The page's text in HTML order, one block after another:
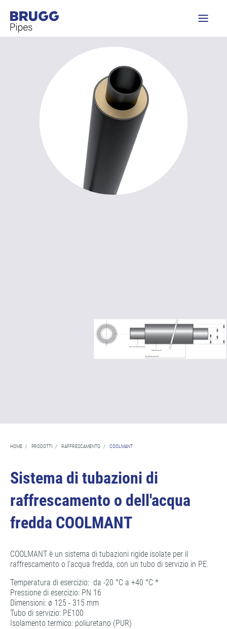
HOME / PRODOTTI / RAFFRESCAMENTO / COOLMANT
Sistema di tubazioni di
raffrescamento o dell'acqua
fredda COOLMANT
COOLMANT è un sistema di tubazioni rigide isolate per il
raffrescamento o l'acqua fredda, con un tubo di servizio in PE.
Temperatura di esercizio: da -20 °C a +40 °C *
Pressione di esercizio: PN 16
Dimensioni: ø 125 - 315 mm
Tubo di servizio: PE100
Isolamento termico: poliuretano (PUR)